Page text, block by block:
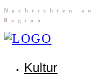
Nach­rich­ten
Region
Kul­tur